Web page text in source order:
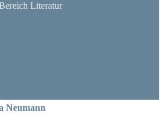
Literatur
Neumann